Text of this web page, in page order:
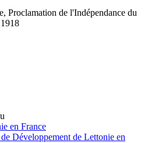
Proclamation de l'Indépendance du
en France
Développement de Lettonie en